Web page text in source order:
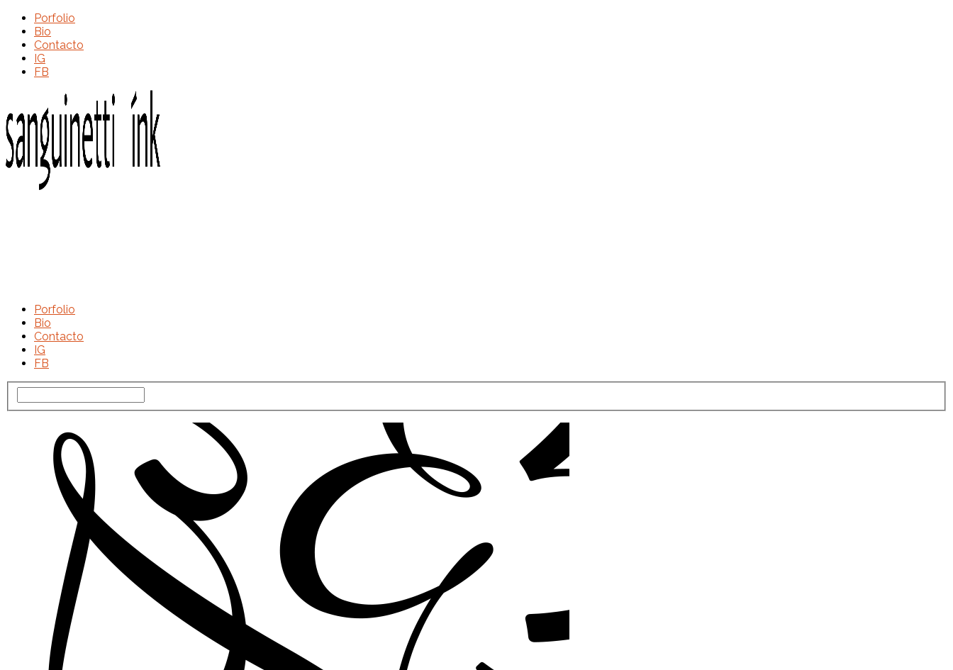
Porfolio
Bio
Contacto
IG
FB
Porfolio
Bio
Contacto
IG
FB